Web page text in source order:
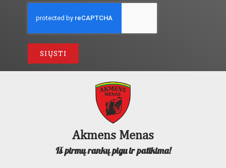
SIŲSTI
Akmens Menas
Iš pirmų rankų pigu ir patikima!